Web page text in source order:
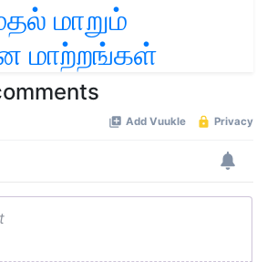
மாறும்
மாற்றங்கள்